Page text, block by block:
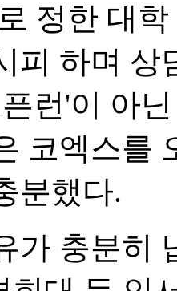
정한 대
피 하며 상
런'이 아
코엑스를
분했다.
가 충분히